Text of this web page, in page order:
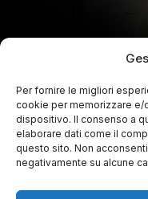
Per fornire le migliori
cookie per memorizzare
dispositivo. Il consenso a
elaborare dati come il
questo sito. Non
negativamente su alcune